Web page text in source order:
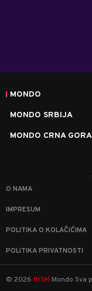
MONDO
MONDO SRBIJA
MONDO CRNA GORA
O NAMA
IMPRESUM
POLITIKA O KOLAČIĆIMA
POLITIKA PRIVATNOSTI
© 2026 m:tel Mondo Sva